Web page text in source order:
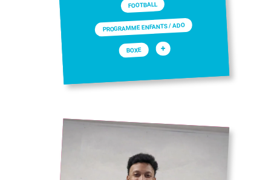
FOOTBALL
PROGRAMME ENFANTS / ADO
BOXE +